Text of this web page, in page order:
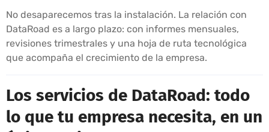
No desaparecemos tras la instalación. La relación con
DataRoad es a largo plazo: con informes mensuales,
revisiones trimestrales y una hoja de ruta tecnológica
que acompaña el crecimiento de la empresa.
Los servicios de DataRoad: todo
lo que tu empresa necesita, en un